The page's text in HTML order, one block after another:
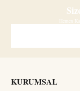
Hemen
KURUMSAL